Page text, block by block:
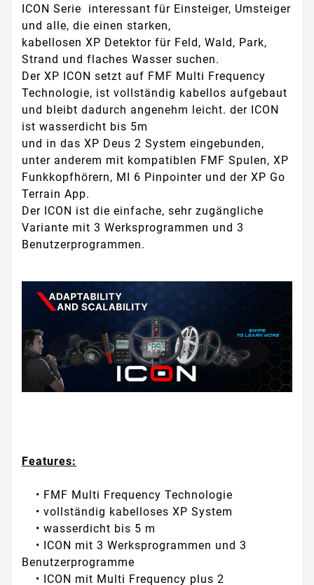
ICON Serie interessant für Einsteiger, Umsteiger
und alle, die einen starken,
kabellosen XP Detektor für Feld, Wald, Park,
Strand und flaches Wasser suchen.
Der XP ICON setzt auf FMF Multi Frequency
Technologie, ist vollständig kabellos aufgebaut
und bleibt dadurch angenehm leicht. der ICON
ist wasserdicht bis 5m
und in das XP Deus 2 System eingebunden,
unter anderem mit kompatiblen FMF Spulen, XP
Funkkopfhörern, MI 6 Pinpointer und der XP Go
Terrain App.
Der ICON ist die einfache, sehr zugängliche
Variante mit 3 Werksprogrammen und 3
Benutzerprogrammen.
Features:
• FMF Multi Frequency Technologie
• vollständig kabelloses XP System
• wasserdicht bis 5 m
• ICON mit 3 Werksprogrammen und 3
Benutzerprogramme
• ICON mit Multi Frequency plus 2